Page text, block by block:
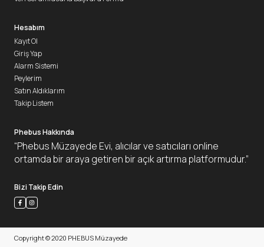
Phebus Hakkında
“Phebus Müzayede Evi, alıcılar ve satıcıları online
ortamda bir araya getiren bir açık artırma platformudur.”
Bizi Takip Edin
Hesabım
Kayıt Ol
Giriş Yap
Alarm Sistemi
Peylerim
Satın Aldıklarım
Takip Listem
Copyright © 2020 PHEBUS Müzayede